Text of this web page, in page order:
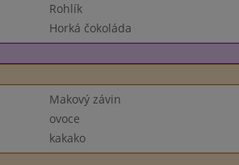
Rohlík
Horká čokoláda
Makový závin
ovoce
kakako